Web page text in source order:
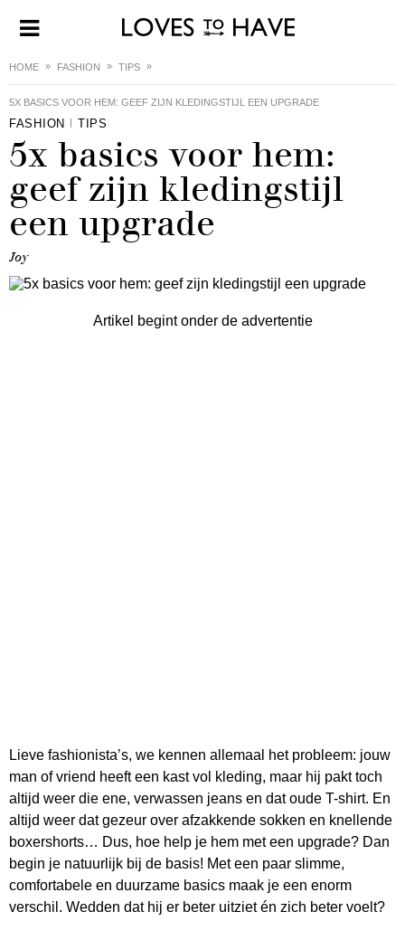
HOME FASHION TIPS
5X BASICS VOOR HEM: GEEF ZIJN KLEDINGSTIJL EEN UPGRADE
FASHION TIPS
5x basics voor hem:
geef zijn kledingstijl
een upgrade
Joy
Artikel begint onder de advertentie
Lieve fashionista’s, we kennen allemaal het probleem: jouw
man of vriend heeft een kast vol kleding, maar hij pakt toch
altijd weer die ene, verwassen jeans en dat oude T-shirt. En
altijd weer dat gezeur over afzakkende sokken en knellende
boxershorts… Dus, hoe help je hem met een upgrade? Dan
begin je natuurlijk bij de basis! Met een paar slimme,
comfortabele en duurzame basics maak je een enorm
verschil. Wedden dat hij er beter uitziet én zich beter voelt?